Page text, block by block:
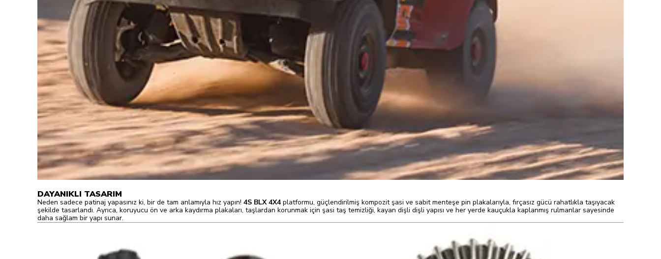
DAYANIKLI TASARIM
Neden sadece patinaj yapasınız ki, bir de tam anlamıyla hız yapın! 4S BLX 4X4 platformu, güçlendirilmiş kompozit şasi ve sabit menteşe pin plakalarıyla, fırçasız gücü rahatlıkla taşıyacak
şekilde tasarlandı. Ayrıca, koruyucu ön ve arka kaydırma plakaları, taşlardan korunmak için şasi taş temizliği, kayan dişli dişli yapısı ve her yerde kauçukla kaplanmış rulmanlar sayesinde
daha sağlam bir yapı sunar.